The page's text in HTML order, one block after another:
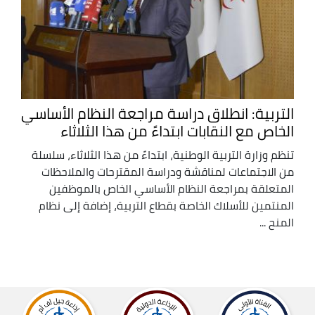
التربية: انطلاق دراسة مراجعة النظام الأساسي
الخاص مع النقابات ابتداءً من هذا الثلاثاء
تنظم وزارة التربية الوطنية، ابتداءً من هذا الثلاثاء، سلسلة
من الاجتماعات لمناقشة ودراسة المقترحات والملاحظات
المتعلقة بمراجعة النظام الأساسي الخاص بالموظفين
المنتمين للأسلاك الخاصة بقطاع التربية، إضافة إلى نظام
المنح ...